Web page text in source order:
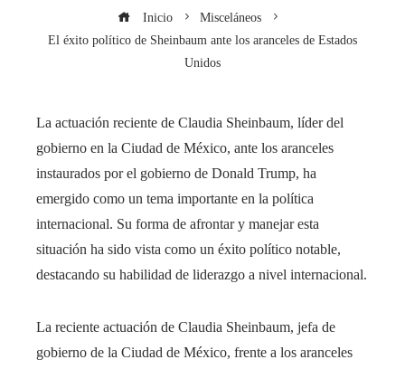
Inicio
Misceláneos
El éxito político de Sheinbaum ante los aranceles de Estados
Unidos
La actuación reciente de Claudia Sheinbaum, líder del
gobierno en la Ciudad de México, ante los aranceles
instaurados por el gobierno de Donald Trump, ha
emergido como un tema importante en la política
internacional. Su forma de afrontar y manejar esta
situación ha sido vista como un éxito político notable,
destacando su habilidad de liderazgo a nivel internacional.
La reciente actuación de Claudia Sheinbaum, jefa de
gobierno de la Ciudad de México, frente a los aranceles